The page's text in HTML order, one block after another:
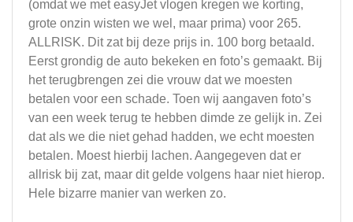
(omdat we met easyJet vlogen kregen we korting,
grote onzin wisten we wel, maar prima) voor 265.
ALLRISK. Dit zat bij deze prijs in. 100 borg betaald.
Eerst grondig de auto bekeken en foto’s gemaakt. Bij
het terugbrengen zei die vrouw dat we moesten
betalen voor een schade. Toen wij aangaven foto’s
van een week terug te hebben dimde ze gelijk in. Zei
dat als we die niet gehad hadden, we echt moesten
betalen. Moest hierbij lachen. Aangegeven dat er
allrisk bij zat, maar dit gelde volgens haar niet hierop.
Hele bizarre manier van werken zo.